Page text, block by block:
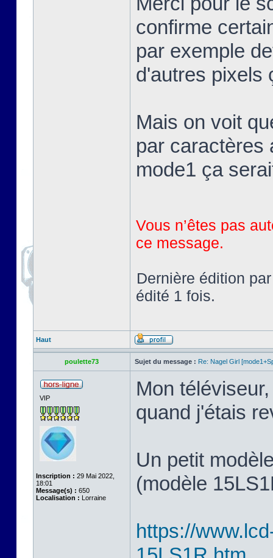
confirme
par exemple
d'autres pixels
Mais on voit
par caractères
mode1 ça
Vous n’êtes pas
ce message.
Dernière édition
édité 1 fois.
Haut
poulette73 Sujet du message : Re: Nagel Girl
VIP
Inscription : 29 Mai 2022,
18:01
Message(s) : 650
Localisation : Lorraine
Mon
quand j'étais
Un petit
(modèle
https://